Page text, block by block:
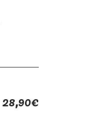
28,90€